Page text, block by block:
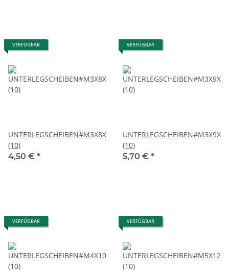
VERFÜGBAR
UNTERLEGSCHEIBEN#M3X8X0.5
(10)
4,50 € *
VERFÜGBAR
(10)
5,70 € *
VERFÜGBAR VERFÜGBAR